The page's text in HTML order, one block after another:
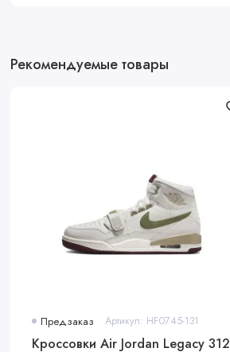
Рекомендуемые товары
Предзаказ Артикул: HF0745-131
Кроссовки Air Jordan Legacy 312